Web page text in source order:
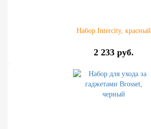
Набор Intercity, красный
2 233 руб.